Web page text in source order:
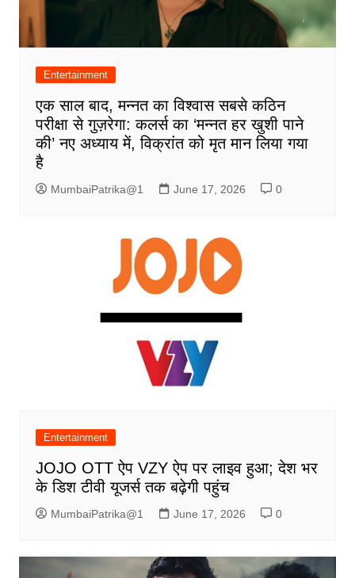
Entertainment
एक साल बाद, मन्नत का विश्वास सबसे कठिन
परीक्षा से गुज़रेगा: कलर्स का ‘मन्नत हर खुशी पाने
की’ नए अध्याय में, विक्रांत को मृत मान लिया गया
है
MumbaiPatrika@1 June 17, 2026 0
Entertainment
JOJO OTT ऐप VZY ऐप पर लाइव हुआ; देश भर
के डिश टीवी यूजर्स तक बढ़ेगी पहुंच
MumbaiPatrika@1 June 17, 2026 0